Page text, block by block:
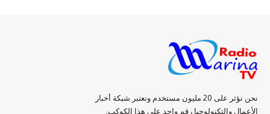
نحن نؤثر على 20 مليون مستخدم ونعتبر شبكة أخبار
والتكنولوجيا رقم واحد على هذا الكوكب.